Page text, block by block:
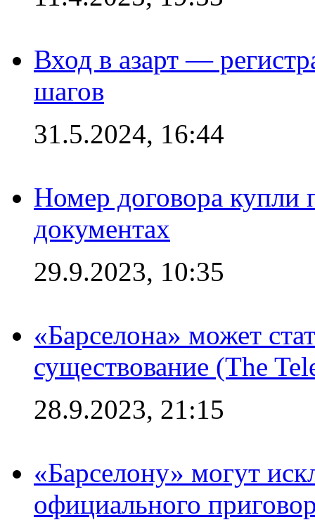
Вход в азарт —
шагов
31.5.2024, 16:44
Номер договора купли
документах
29.9.2023, 10:35
«Барселона» может
существование (The
28.9.2023, 21:15
«Барселону» могут
официального